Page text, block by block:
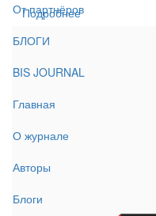
От партнёров
БЛОГИ
BIS JOURNAL
Главная
О журнале
Авторы
Блоги
Подробнее